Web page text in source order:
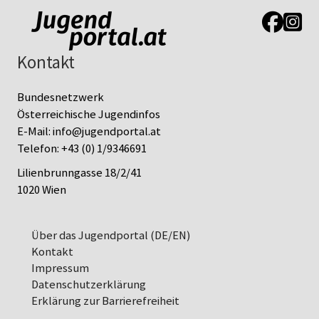
Link zur
Link
Kontakt
Bundesnetzwerk
Österreichische Jugendinfos
E-Mail:info@jugendportal.at
Telefon:+43 (0) 1/9346691
Lilienbrunngasse 18/2/41
1020 Wien
Über das Jugendportal (DE/EN)
Kontakt
Impressum
Datenschutz­erklärung
Erklärung zur Barrierefreiheit